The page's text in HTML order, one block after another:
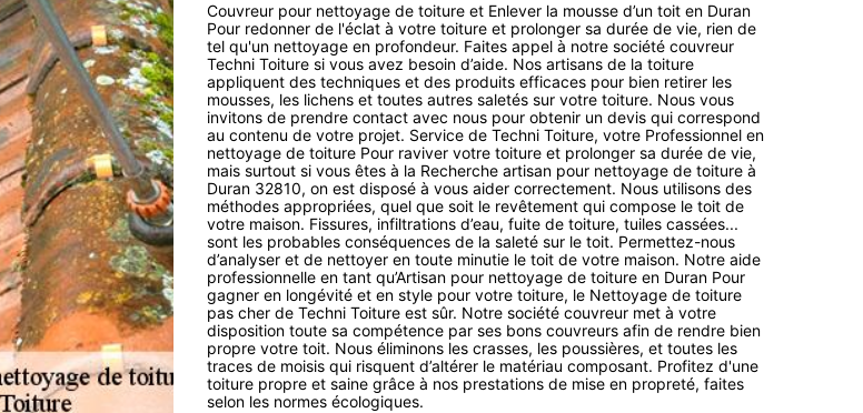
Couvreur pour nettoyage de toiture et Enlever la mousse d’un toit en Duran
Pour redonner de l'éclat à votre toiture et prolonger sa durée de vie, rien de
tel qu'un nettoyage en profondeur. Faites appel à notre société couvreur
Techni Toiture si vous avez besoin d’aide. Nos artisans de la toiture
appliquent des techniques et des produits efficaces pour bien retirer les
mousses, les lichens et toutes autres saletés sur votre toiture. Nous vous
invitons de prendre contact avec nous pour obtenir un devis qui correspond
au contenu de votre projet. Service de Techni Toiture, votre Professionnel en
nettoyage de toiture Pour raviver votre toiture et prolonger sa durée de vie,
mais surtout si vous êtes à la Recherche artisan pour nettoyage de toiture à
Duran 32810, on est disposé à vous aider correctement. Nous utilisons des
méthodes appropriées, quel que soit le revêtement qui compose le toit de
votre maison. Fissures, infiltrations d’eau, fuite de toiture, tuiles cassées...
sont les probables conséquences de la saleté sur le toit. Permettez-nous
d’analyser et de nettoyer en toute minutie le toit de votre maison. Notre aide
professionnelle en tant qu’Artisan pour nettoyage de toiture en Duran Pour
gagner en longévité et en style pour votre toiture, le Nettoyage de toiture
pas cher de Techni Toiture est sûr. Notre société couvreur met à votre
disposition toute sa compétence par ses bons couvreurs afin de rendre bien
propre votre toit. Nous éliminons les crasses, les poussières, et toutes les
traces de moisis qui risquent d’altérer le matériau composant. Profitez d'une
toiture propre et saine grâce à nos prestations de mise en propreté, faites
selon les normes écologiques.